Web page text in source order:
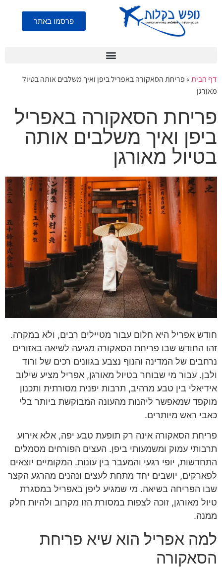
פרסמו באתר
דף הבית»פריחת הסאקורה באפריל ביפן ואיך משלבים אותה בטיול
מאורגן
פריחת הסאקורה באפריל
ביפן ואיך משלבים אותה
בטיול מאורגן
חודש אפריל היא חלום עבור מטיילים רבים, ולא במקרה.
זהו החודש שבו פריחת הסאקורה מגיעה לשיאה באזורים
נרחבים של המדינה והנוף נצבע בגוונים רכים של ורוד
ולבן. עבור מי שבוחר בטיול מאורגן, אפריל מציע שילוב
אידיאלי בין טבע מרהיב, תרבות יפנית מסורתית ותכנון
מוקפד שמאפשר ליהנות מהעונה המבוקשת ביותר בלי
כאבי ראש מיותרים.
פריחת הסאקורה אינה רק תופעת טבע יפה, אלא אירוע
תרבותי עמוק ומשמעותי ביפן. העצים הפורחים מסמלים
התחדשות, יופי רגעי והמעבר בין עונות. המקומיים יוצאים
לפארקים, יושבים יחד מתחת לעצים ונהנים מהרגע הקצר
שבו הפריחה בשיאה. מי שמגיע ליפן באפריל במסגרת
טיול מאורגן, זוכה לצפות במסורת הזו מקרוב ולהיות חלק
ממנה.
למה אפריל הוא שיא פריחת
הסאקורה